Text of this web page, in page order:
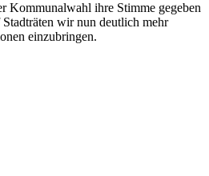
Kommunalwahl ihre Stimme gegeben
wir nun deutlich mehr
einzubringen.